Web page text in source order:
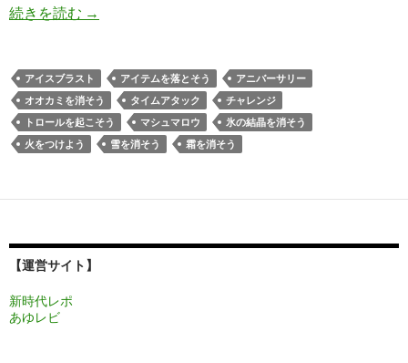
続きを読む アナと雪の女王Free Fall 1周年アニバーサリーチ
→
アイスブラスト アイテムを落とそう
アニバーサリー
オオカミを消そう
タイムアタック
チャレンジ
トロールを起こそう
マシュマロウ
氷の結晶を消そう
火をつけよう
雪を消そう 霜を消そう
【運営サイト】
新時代レポ
あゆレビ